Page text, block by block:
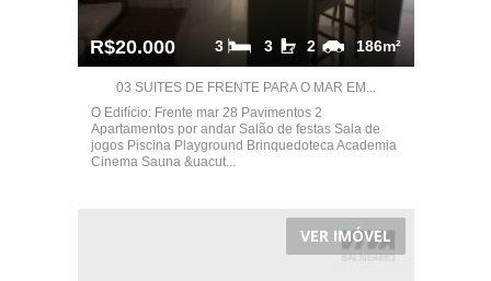
R$20.000 186m²
2
3
3
03 SUITES DE FRENTE PARA O MAR EM...
O Edifício: Frente mar 28 Pavimentos 2
Apartamentos por andar Salão de festas Sala de
jogos Piscina Playground Brinquedoteca Academia
Cinema Sauna &uacut...
VER IMÓVEL